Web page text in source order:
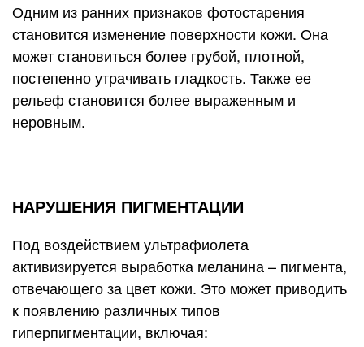
Одним из ранних признаков фотостарения
становится изменение поверхности кожи. Она
может становиться более грубой, плотной,
постепенно утрачивать гладкость. Также ее
рельеф становится более выраженным и
неровным.
НАРУШЕНИЯ ПИГМЕНТАЦИИ
Под воздействием ультрафиолета
активизируется выработка меланина – пигмента,
отвечающего за цвет кожи. Это может приводить
к появлению различных типов
гиперпигментации, включая: